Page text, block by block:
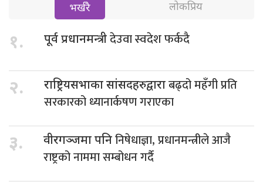
भर्खरै लोकप्रिय
१. पूर्व प्रधानमन्त्रीदेउवा स्वदेश फर्कदै
२. राष्ट्रियसभाका सांसदहरुद्वाराबढ्दो महँगी प्रति
सरकारको ध्यानार्कषण गराएका
३. वीरगञ्जमा पनिनिषेधाज्ञा, प्रधानमन्त्रीले आजै
राष्ट्रको नाममा सम्बोधन गर्दै